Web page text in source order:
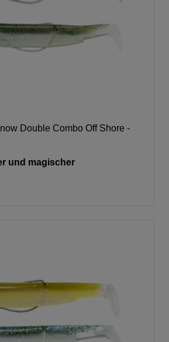
Double Combo Off Shore -
und magischer